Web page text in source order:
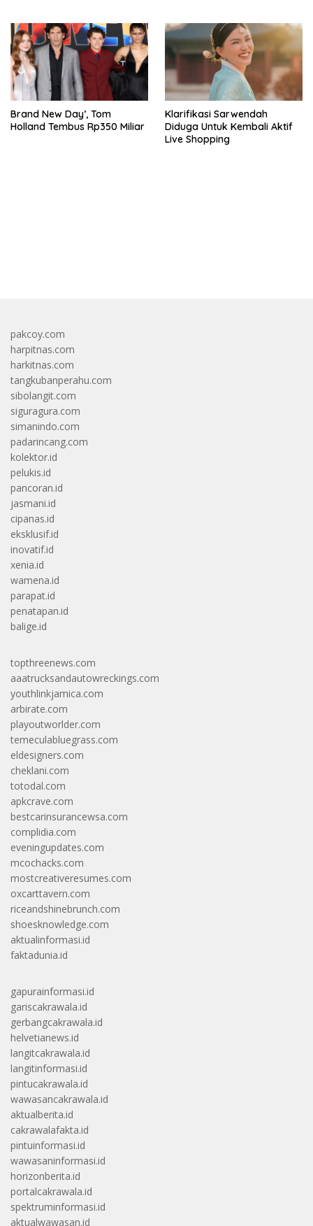
Brand New Day’, Tom
Holland Tembus Rp350 Miliar
Klarifikasi Sarwendah
Diduga Untuk Kembali Aktif
Live Shopping
pakcoy.com
harpitnas.com
harkitnas.com
tangkubanperahu.com
sibolangit.com
siguragura.com
simanindo.com
padarincang.com
kolektor.id
pelukis.id
pancoran.id
jasmani.id
cipanas.id
eksklusif.id
inovatif.id
xenia.id
wamena.id
parapat.id
penatapan.id
balige.id
topthreenews.com
aaatrucksandautowreckings.com
youthlinkjamica.com
arbirate.com
playoutworlder.com
temeculabluegrass.com
eldesigners.com
cheklani.com
totodal.com
apkcrave.com
bestcarinsurancewsa.com
complidia.com
eveningupdates.com
mcochacks.com
mostcreativeresumes.com
oxcarttavern.com
riceandshinebrunch.com
shoesknowledge.com
aktualinformasi.id
faktadunia.id
gapurainformasi.id
gariscakrawala.id
gerbangcakrawala.id
helvetianews.id
langitcakrawala.id
langitinformasi.id
pintucakrawala.id
wawasancakrawala.id
aktualberita.id
cakrawalafakta.id
pintuinformasi.id
wawasaninformasi.id
horizonberita.id
portalcakrawala.id
spektruminformasi.id
aktualwawasan.id